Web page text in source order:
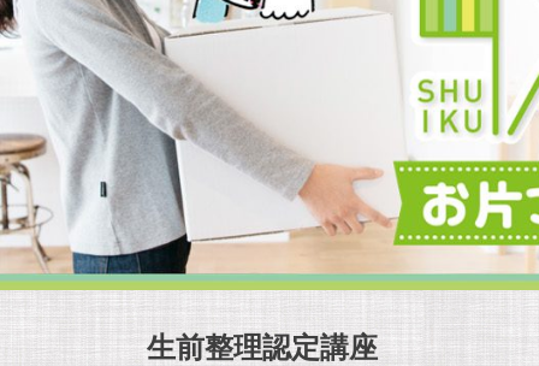
生前整理認定講座